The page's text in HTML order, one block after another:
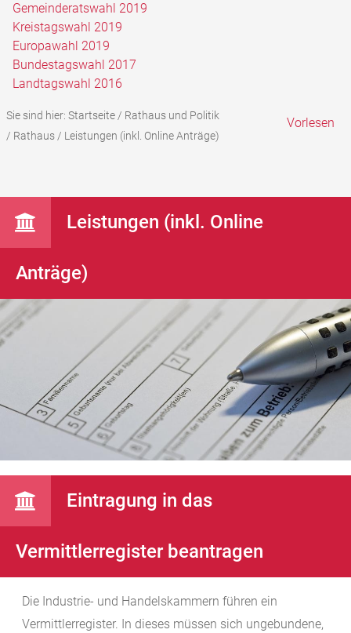
Gemeinderatswahl 2019
Kreistagswahl 2019
Europawahl 2019
Bundestagswahl 2017
Landtagswahl 2016
Sie sind hier: Startseite/ Rathaus und Politik
/ Rathaus/ Leistungen (inkl. Online Anträge)
Vorlesen
Leistungen (inkl. Online
Anträge)
Eintragung in das
Vermittlerregister beantragen
Die Industrie- und Handelskammern führen ein
Vermittlerregister. In dieses müssen sich ungebundene,